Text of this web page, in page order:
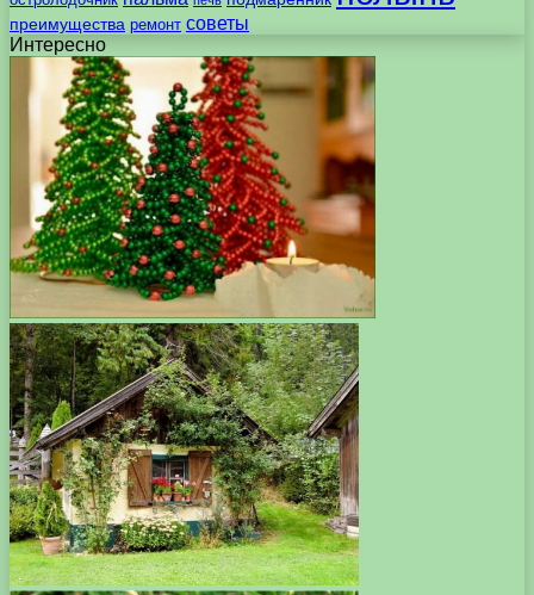
преимущества ремонт советы
Интересно